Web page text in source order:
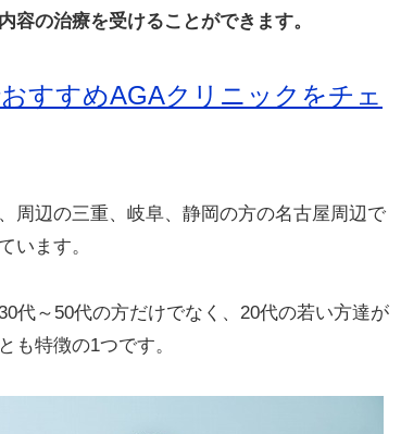
容の治療を受けることができます。
すすめAGAクリニックをチェ
周辺の三重、岐阜、静岡の方の名古屋周辺で
います。
代～50代の方だけでなく、20代の若い方達が
も特徴の1つです。